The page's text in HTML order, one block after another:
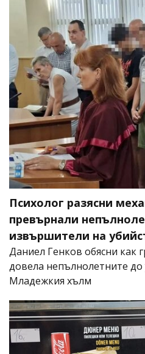
Психолог разясни
превърнали
извършители на
Даниел Генков обясни как
довела непълнолетните до
Младежкия хълм